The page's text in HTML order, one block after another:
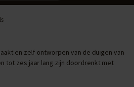
en zelf ontworpen van de duigen van
tot zes jaar lang zijn doordrenkt met